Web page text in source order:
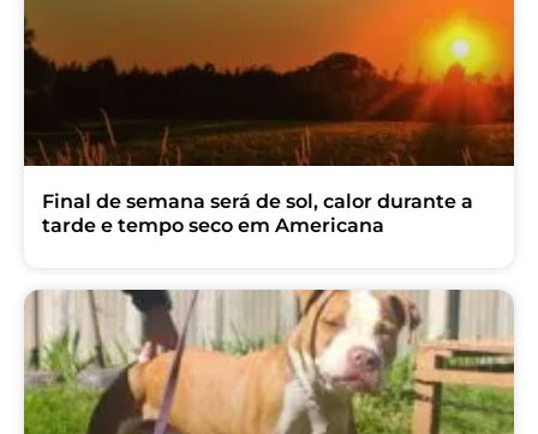
Final de semana será de sol, calor durante a
tarde e tempo seco em Americana